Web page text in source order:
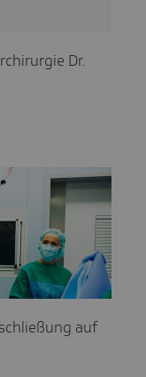
Dr.
auf